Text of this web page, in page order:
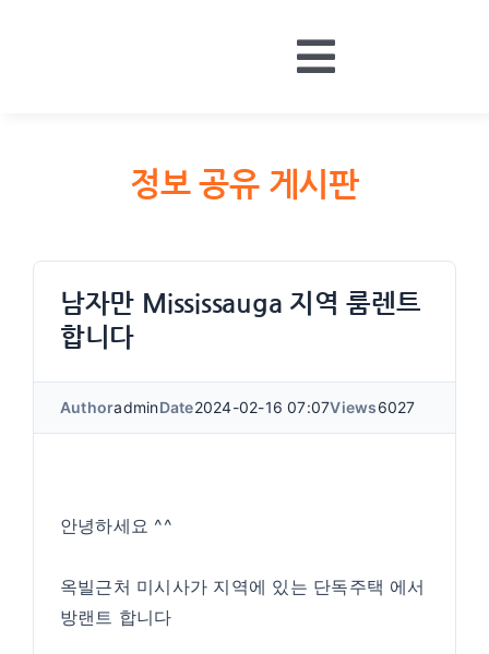
Toggle
MONEY
LOGIN
정보 공유 게시판
남자만 Mississauga 지역 룸렌트
합니다
AuthoradminDate2024-02-16 07:07Views6027
안녕하세요 ^^
옥빌근처 미시사가 지역에 있는 단독주택 에서
방랜트 합니다